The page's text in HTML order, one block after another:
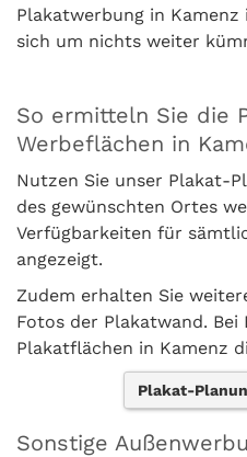
Plakatwerbung in
sich um nichts weiter
So ermitteln Sie die
Werbeflächen in
Nutzen Sie unser Plakat-
des gewünschten Ortes
Verfügbarkeiten für
angezeigt.
Zudem erhalten Sie
Fotos der Plakatwand. Bei
Plakatflächen in Kamenz
Plakat-
Sonstige